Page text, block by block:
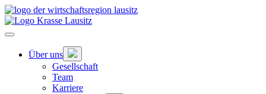
Zum
Hauptinhalt
springen
Hauptnavigation
Über uns
Untermenü
öffnen
Gesellschaft
Team
Karriere